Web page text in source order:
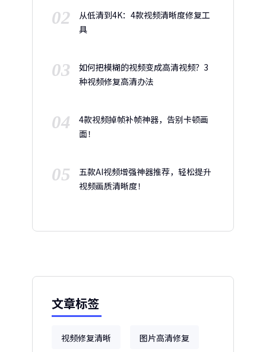
02
从低清到4K：4款视频清晰度修复工
具
03
如何把模糊的视频变成高清视频？3
种视频修复高清办法
04
4款视频掉帧补帧神器，告别卡顿画
面！
05
五款AI视频增强神器推荐，轻松提升
视频画质清晰度！
文章标签
视频修复清晰 图片高清修复